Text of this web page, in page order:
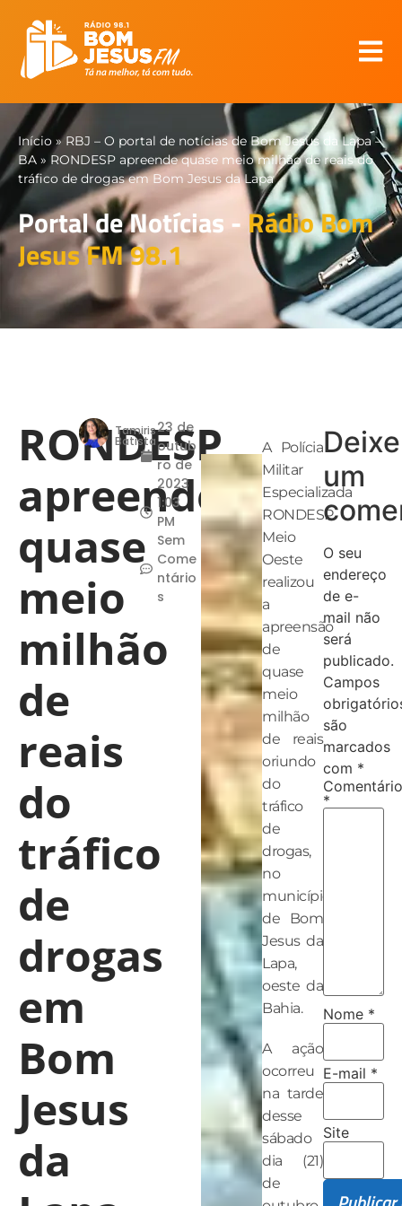
Início »RBJ – O portal de notícias de Bom Jesus da Lapa –
BA » RONDESP apreende quase meio milhão de reais do
tráfico de drogas em Bom Jesus da Lapa
Portal de Notícias -Rádio Bom
Jesus FM 98.1
RONDESP
apreende
quase
meio
milhão
de
reais
do
tráfico
de
drogas
em
Bom
Jesus
da
Tamiris
Batista
23 de
outub
ro de
2023
1:03
PM
Sem
Come
ntário
s
A Polícia
Militar
Especializada
RONDESP
Meio
Oeste
realizou
a
apreensão
de
quase
meio
milhão
de reais
oriundo
do
tráfico
de
drogas,
no
município
de Bom
Jesus da
Lapa,
oeste da
Bahia.
A ação
ocorreu
na tarde
desse
sábado
dia (21)
de
Deixe
um
O seu
endereço
de e-
mail não
será
publicado.
Campos
são
marcados
com *
Comentário
*
Nome *
E-mail *
Site